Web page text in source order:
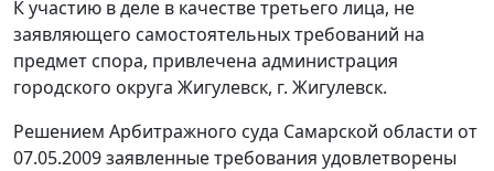
К участию в деле в качестве третьего лица, не
заявляющего самостоятельных требований на
предмет спора, привлечена администрация
городского округа Жигулевск, г. Жигулевск.
Решением Арбитражного суда Самарской области от
07.05.2009 заявленные требования удовлетворены